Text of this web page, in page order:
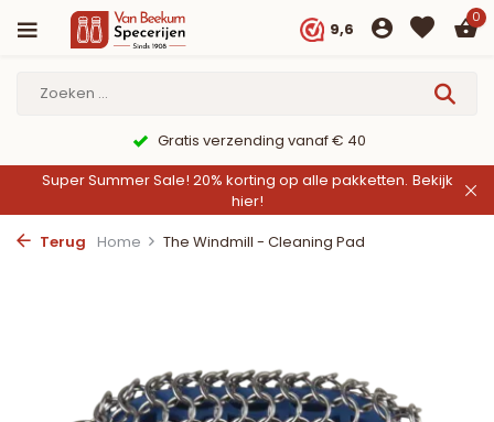
9,6
0
Gratis verzending vanaf € 40
Super Summer Sale! 20% korting op alle pakketten. Bekijk
hier!
Terug
Home The Windmill - Cleaning Pad